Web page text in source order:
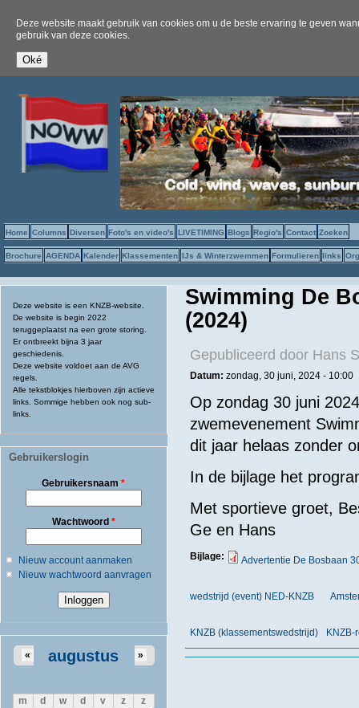
Deze website maakt gebruik van cookies om u de beste ervaring te geven
gebruik van deze cookies.
Home Columns Diversen Foto's en video's LIVETIMING Blogs Regio's Contact Zoeken
Brochure AGENDA Kalender Klassementen IJs & Winterzwemmen Formulieren links
Deze website is een KNZB-website.
De website is begin 2022
teruggeplaatst na een grote storing.
Er ontbreekt bijna 3 jaar
geschiedenis.
Deze website voldoet aan de AVG
regels.
Alle tekstblokjes hierboven zijn actieve
links. Sommige hebben ook nog sub-
links.
Gebruikerslogin
Gebruikersnaam*
Wachtwoord *
Nieuw account aanmaken
Nieuw wachtwoord aanvragen
augustus
« »
m d w d v z
z
Swimming De
(2024)
Gepubliceerd door Hans
Datum: zondag, 30 juni, 2024 - 10:00
Op zondag 30 juni
zwemevenement
dit jaar helaas zonder
In de bijlage het
Met sportieve groet,
Ge en Hans
Bijlage: Advertentie De Bosbaan
wedstrijd (event) NED-KNZB
KNZB (klassementswedstrijd) KNZB-